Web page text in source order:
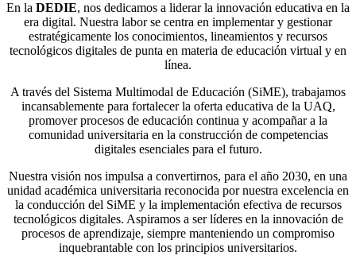
En la DEDIE, nos dedicamos a liderar la innovación educativa en la
era digital. Nuestra labor se centra en implementar y gestionar
estratégicamente los conocimientos, lineamientos y recursos
tecnológicos digitales de punta en materia de educación virtual y en
línea.
A través del Sistema Multimodal de Educación (SiME), trabajamos
incansablemente para fortalecer la oferta educativa de la UAQ,
promover procesos de educación continua y acompañar a la
comunidad universitaria en la construcción de competencias
digitales esenciales para el futuro.
Nuestra visión nos impulsa a convertirnos, para el año 2030, en una
unidad académica universitaria reconocida por nuestra excelencia en
la conducción del SiME y la implementación efectiva de recursos
tecnológicos digitales. Aspiramos a ser líderes en la innovación de
procesos de aprendizaje, siempre manteniendo un compromiso
inquebrantable con los principios universitarios.